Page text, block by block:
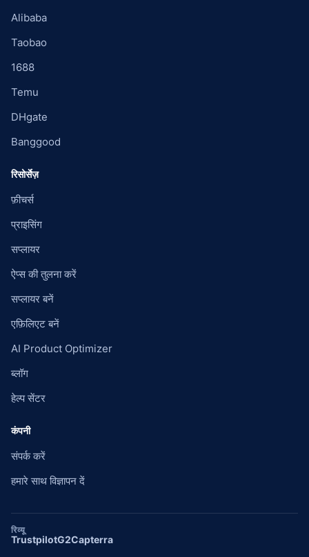
Alibaba
Taobao
1688
Temu
DHgate
Banggood
रिसोर्सेज़
फ़ीचर्स
प्राइसिंग
सप्लायर
ऐप्स की तुलना करें
सप्लायर बनें
एफ़िलिएट बनें
AI Product Optimizer
ब्लॉग
हेल्प सेंटर
कंपनी
संपर्क करें
हमारे साथ विज्ञापन दें
रिव्यू
TrustpilotG2Capterra